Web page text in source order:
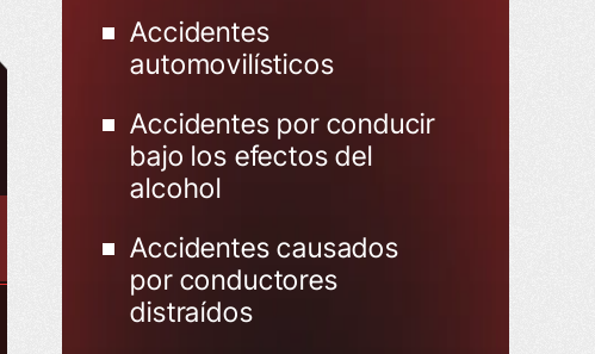
Accidentes
automovilísticos
Accidentes por conducir
bajo los efectos del
alcohol
Accidentes causados
por conductores
distraídos